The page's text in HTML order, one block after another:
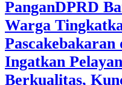
PanganDPRD
Warga
Pascakebakaran
Ingatkan
Berkualitas,